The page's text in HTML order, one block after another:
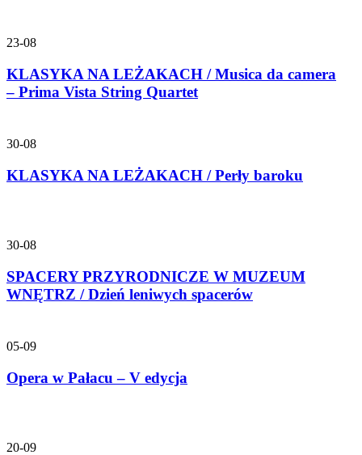
23-08
KLASYKA NA LEŻAKACH / Musica da camera
– Prima Vista String Quartet
30-08
KLASYKA NA LEŻAKACH / Perły baroku
30-08
SPACERY PRZYRODNICZE W MUZEUM
WNĘTRZ / Dzień leniwych spacerów
05-09
Opera w Pałacu – V edycja
20-09